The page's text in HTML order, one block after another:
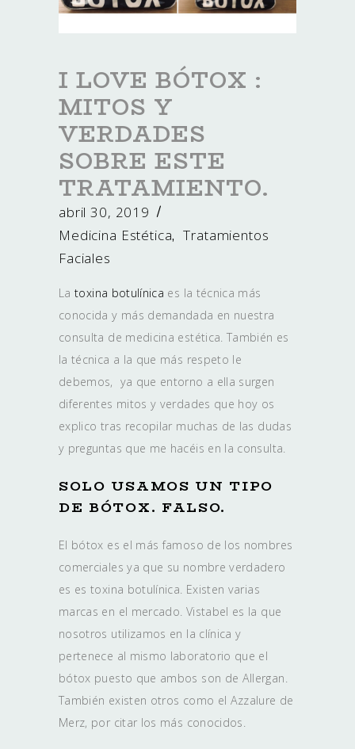
I LOVE BÓTOX :
MITOS Y
VERDADES
SOBRE ESTE
TRATAMIENTO.
abril 30, 2019
Medicina Estética,Tratamientos
Faciales
Latoxina botulínica es la técnica más
conocida y más demandada en nuestra
consulta de medicina estética. También es
la técnica a la que más respeto le
debemos, ya que entorno a ella surgen
diferentes mitos y verdades que hoy os
explico tras recopilar muchas de las dudas
y preguntas que me hacéis en la consulta.
SOLO USAMOS UN TIPO
DE BÓTOX. FALSO.
El bótox es el más famoso de los nombres
comerciales ya que su nombre verdadero
es es toxina botulínica. Existen varias
marcas en el mercado. Vistabel es la que
nosotros utilizamos en la clínica y
pertenece al mismo laboratorio que el
bótox puesto que ambos son de Allergan.
También existen otros como el Azzalure de
Merz, por citar los más conocidos.